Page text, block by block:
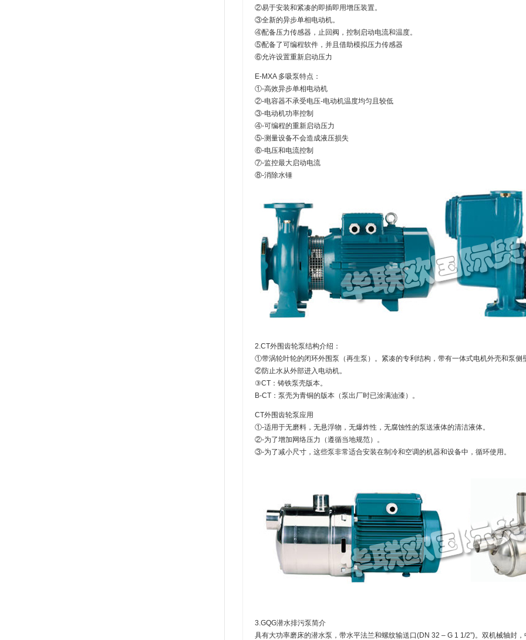
②易于安装和紧凑的即插即用增压装置。
③全新的异步单相电动机。
④配备压力传感器，止回阀，控制启动电流和温度。
⑤配备了可编程软件，并且借助模拟压力传感器
⑥允许设置重新启动压力
E-MXA 多吸泵特点：
①-高效异步单相电动机
②-电容器不承受电压-电动机温度均匀且较低
③-电动机功率控制
④-可编程的重新启动压力
⑤-测量设备不会造成液压损失
⑥-电压和电流控制
⑦-监控最大启动电流
⑧-消除水锤
2.CT外围齿轮泵结构介绍：
①带涡轮叶轮的闭环外围泵（再生泵）。紧凑的专利结构，带有一体式电机外壳和泵侧
②防止水从外部进入电动机。
③CT：铸铁泵壳版本。
B-CT：泵壳为青铜的版本（泵出厂时已涂满油漆）。
CT外围齿轮泵应用
①-适用于无磨料，无悬浮物，无爆炸性，无腐蚀性的泵送液体的清洁液体。
②-为了增加网络压力（遵循当地规范）。
③-为了减小尺寸，这些泵非常适合安装在制冷和空调的机器和设备中，循环使用。
3.GQG潜水排污泵简介
具有大功率磨床的潜水泵，带水平法兰和螺纹输送口(DN 32 – G 1 1/2”)。双机械轴封